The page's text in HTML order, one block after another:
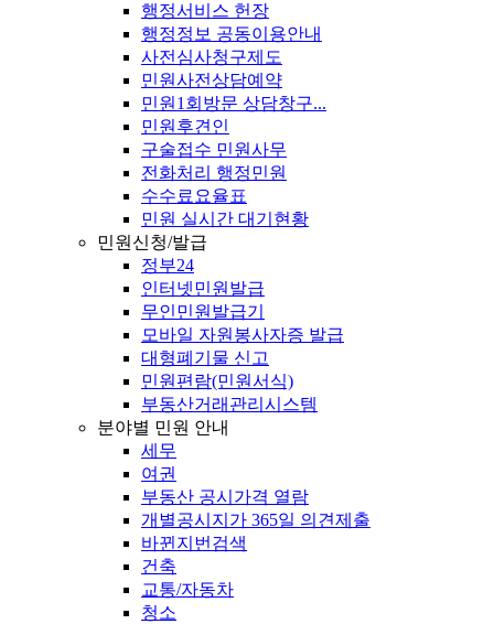
행정서비스 헌장
행정정보 공동이용안내
사전심사청구제도
민원사전상담예약
민원1회방문 상담창구...
민원후견인
구술접수 민원사무
전화처리 행정민원
수수료요율표
민원 실시간 대기현황
민원신청/발급
정부24
인터넷민원발급
무인민원발급기
모바일 자원봉사자증 발급
대형폐기물 신고
민원편람(민원서식)
부동산거래관리시스템
분야별 민원 안내
세무
여권
부동산 공시가격 열람
개별공시지가 365일 의견제출
바뀐지번검색
건축
교통/자동차
청소